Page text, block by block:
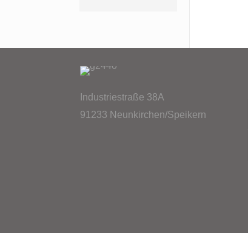
Industriestraße 38A
91233 Neunkirchen/Speikern